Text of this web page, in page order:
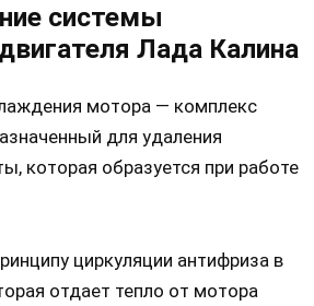
системы
Лада Калина
мотора — комплекс
для удаления
которая образуется при работе
циркуляции антифриза в
отдает тепло от мотора